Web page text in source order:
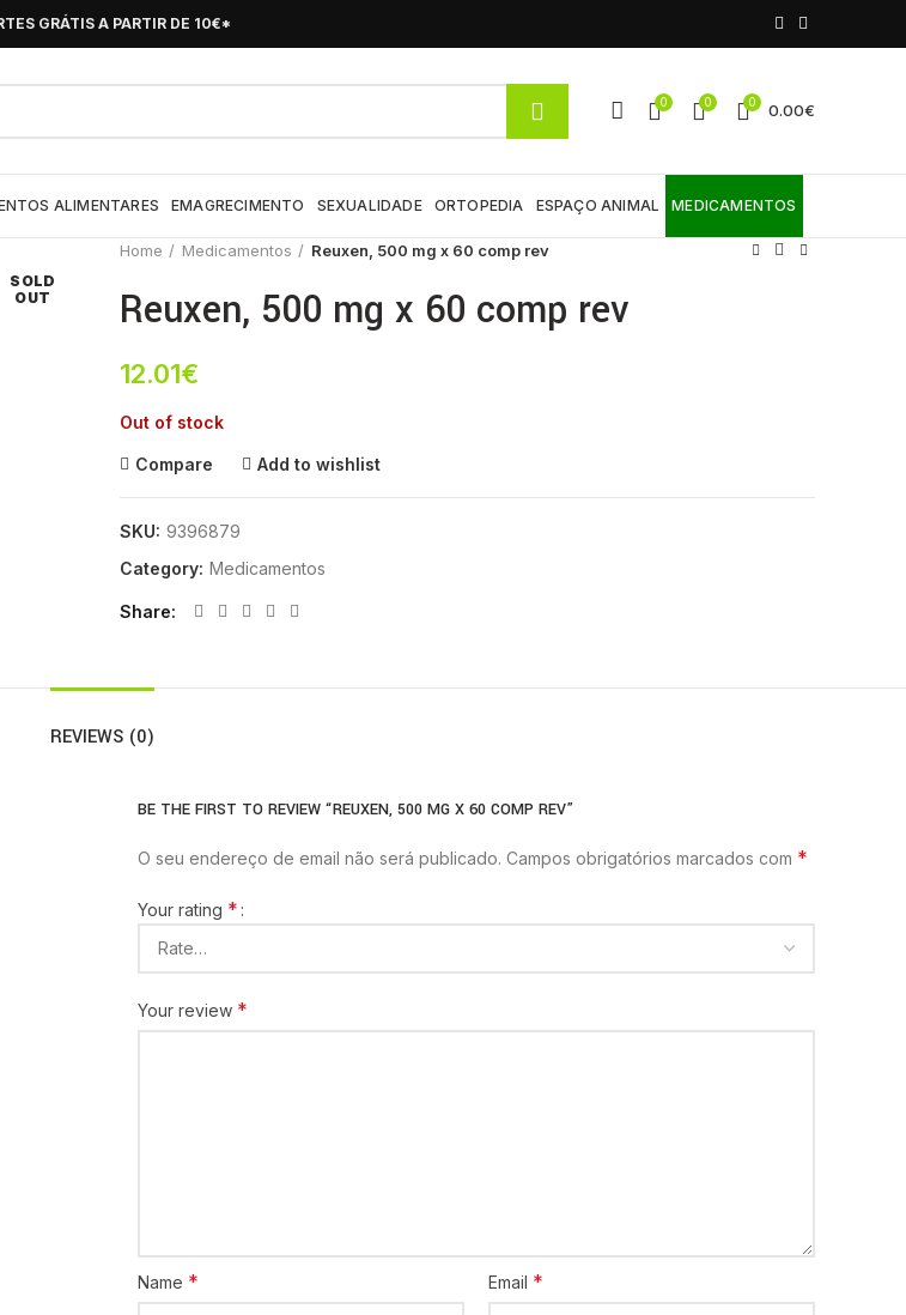
GRÁTIS A PARTIR DE 10€*
0 0 0 0.00€
ALIMENTARES EMAGRECIMENTO SEXUALIDADE ORTOPEDIA ESPAÇO ANIMAL MEDICAMENTOS
SOLD
OUT
Home
Medicamentos Reuxen, 500 mg x 60 comp rev
Reuxen, 500 mg x 60 comp rev
12.01€
Out of stock
Compare Add to wishlist
SKU: 9396879
Category: Medicamentos
Share
REVIEWS (0)
BE THE FIRST TO REVIEW “REUXEN, 500 MG X 60 COMP REV”
O seu endereço de email não será publicado. Campos obrigatórios marcados com *
Your rating *
Your review *
Name * Email *